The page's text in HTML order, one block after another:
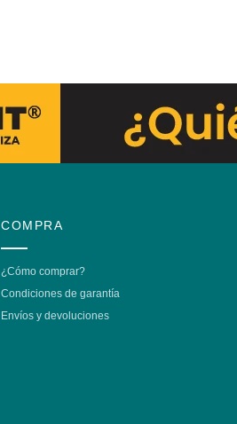
COMPRA
¿Cómo comprar?
Condiciones de garantía
Envíos y devoluciones